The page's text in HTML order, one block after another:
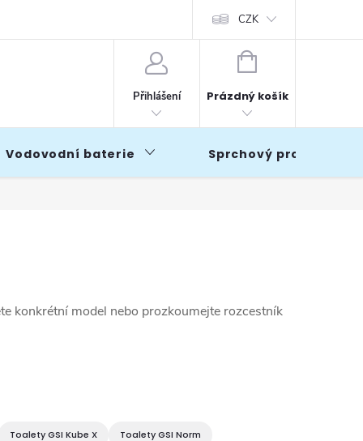
CZK
Přihlášení
NÁKUPNÍ
Prázdný košík
Vodovodní baterie Sprchový program
konkrétní model nebo prozkoumejte rozcestník
Toalety GSI Kube X Toalety GSI Norm